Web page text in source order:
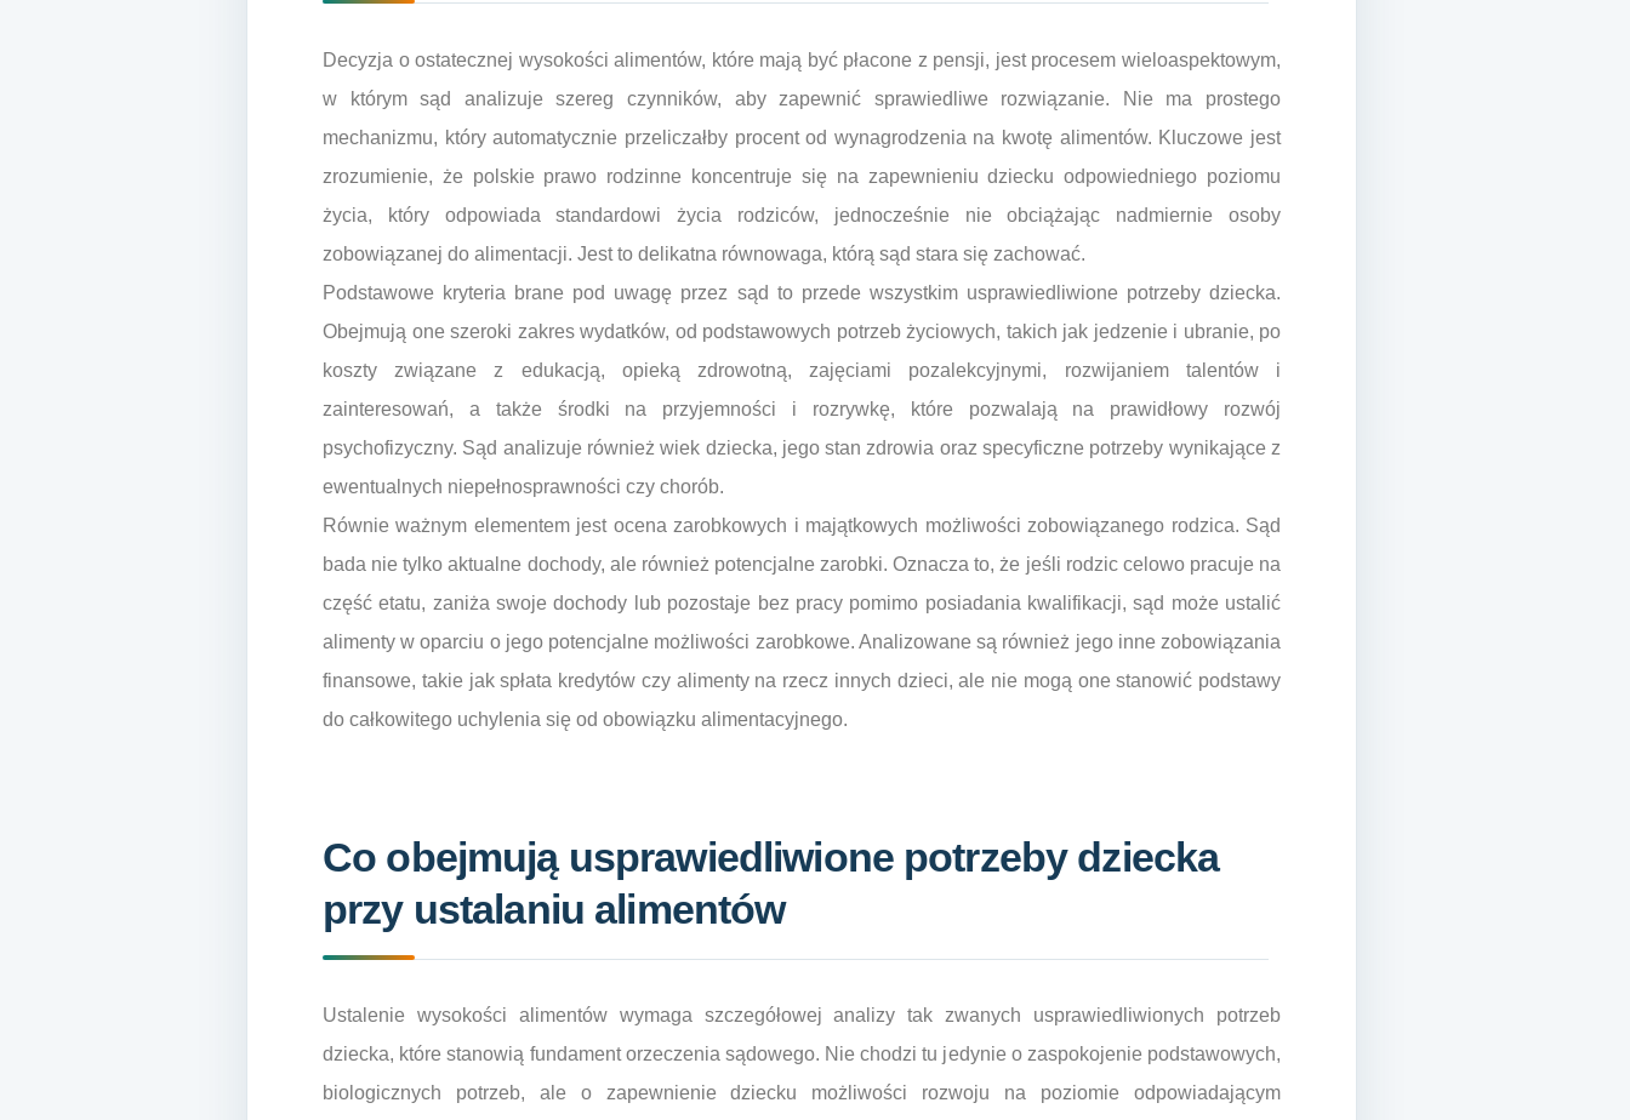
Decyzja o ostatecznej wysokości alimentów, które mają być płacone z pensji, jest procesem wieloaspektowym,
w którym sąd analizuje szereg czynników, aby zapewnić sprawiedliwe rozwiązanie. Nie ma prostego
mechanizmu, który automatycznie przeliczałby procent od wynagrodzenia na kwotę alimentów. Kluczowe jest
zrozumienie, że polskie prawo rodzinne koncentruje się na zapewnieniu dziecku odpowiedniego poziomu
życia, który odpowiada standardowi życia rodziców, jednocześnie nie obciążając nadmiernie osoby
zobowiązanej do alimentacji. Jest to delikatna równowaga, którą sąd stara się zachować.
Podstawowe kryteria brane pod uwagę przez sąd to przede wszystkim usprawiedliwione potrzeby dziecka.
Obejmują one szeroki zakres wydatków, od podstawowych potrzeb życiowych, takich jak jedzenie i ubranie, po
koszty związane z edukacją, opieką zdrowotną, zajęciami pozalekcyjnymi, rozwijaniem talentów i
zainteresowań, a także środki na przyjemności i rozrywkę, które pozwalają na prawidłowy rozwój
psychofizyczny. Sąd analizuje również wiek dziecka, jego stan zdrowia oraz specyficzne potrzeby wynikające z
ewentualnych niepełnosprawności czy chorób.
Równie ważnym elementem jest ocena zarobkowych i majątkowych możliwości zobowiązanego rodzica. Sąd
bada nie tylko aktualne dochody, ale również potencjalne zarobki. Oznacza to, że jeśli rodzic celowo pracuje na
część etatu, zaniża swoje dochody lub pozostaje bez pracy pomimo posiadania kwalifikacji, sąd może ustalić
alimenty w oparciu o jego potencjalne możliwości zarobkowe. Analizowane są również jego inne zobowiązania
finansowe, takie jak spłata kredytów czy alimenty na rzecz innych dzieci, ale nie mogą one stanowić podstawy
do całkowitego uchylenia się od obowiązku alimentacyjnego.
Co obejmują usprawiedliwione potrzeby dziecka
przy ustalaniu alimentów
Ustalenie wysokości alimentów wymaga szczegółowej analizy tak zwanych usprawiedliwionych potrzeb
dziecka, które stanowią fundament orzeczenia sądowego. Nie chodzi tu jedynie o zaspokojenie podstawowych,
biologicznych potrzeb, ale o zapewnienie dziecku możliwości rozwoju na poziomie odpowiadającym